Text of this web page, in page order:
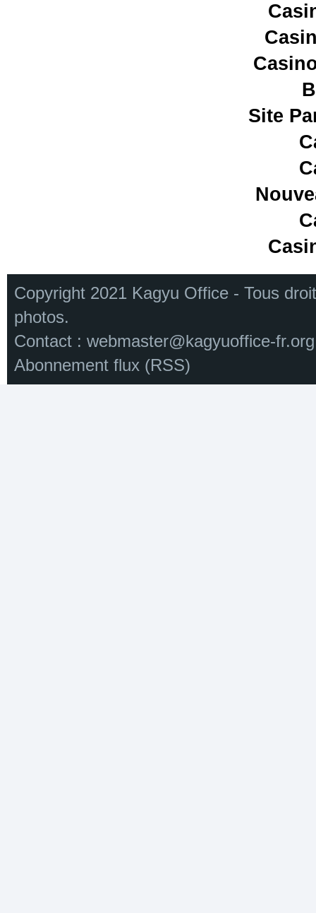
Site
Copyright 2021 Kagyu Office - Tous
photos.
Contact : webmaster@kagyuoffice-fr.org
Abonnement flux (RSS)